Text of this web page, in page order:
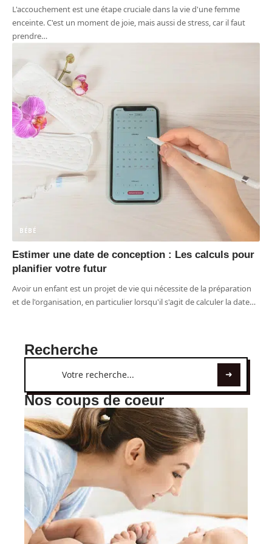
L'accouchement est une étape cruciale dans la vie d'une femme
enceinte. C'est un moment de joie, mais aussi de stress, car il faut
prendre…
BÉBÉ
Estimer une date de conception : Les calculs pour
planifier votre futur
Avoir un enfant est un projet de vie qui nécessite de la préparation
et de l'organisation, en particulier lorsqu'il s'agit de calculer la date…
Recherche
Nos coups de coeur